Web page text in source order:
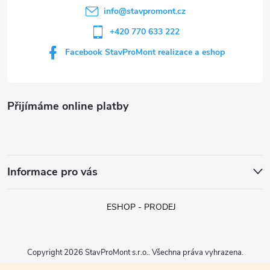
Přijímáme online platby
Informace pro vás
info@stavpromont.cz
+420 770 633 222
Facebook StavProMont realizace a eshop
ESHOP - PRODEJ
Copyright 2026 StavProMont s.r.o.. Všechna práva vyhrazena.